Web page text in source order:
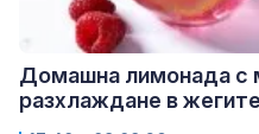
Домашна лимонада с
разхлаждане в жегите